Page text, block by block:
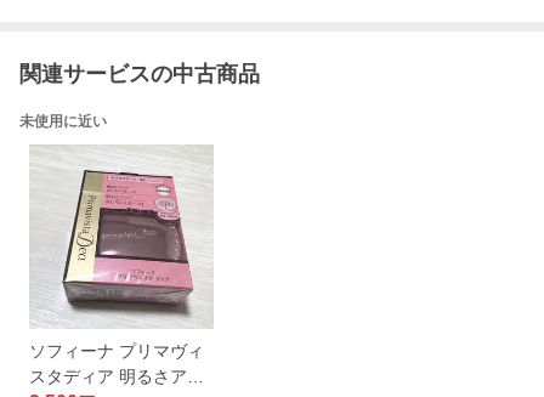
関連サービスの中古商品
未使用に近い
ソフィーナ プリマヴィ
スタディア 明るさアッ